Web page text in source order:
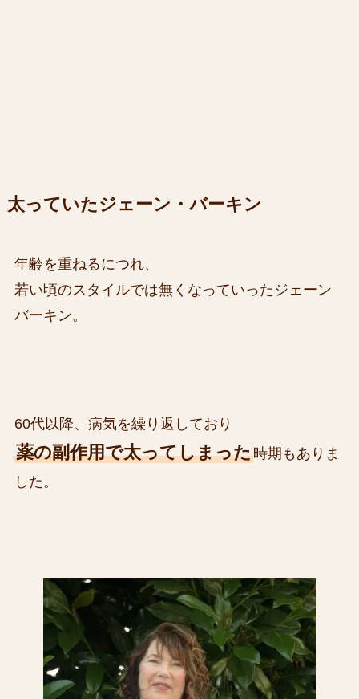
太っていたジェーン・バーキン
年齢を重ねるにつれ、
若い頃のスタイルでは無くなっていったジェーン
バーキン。
60代以降、病気を繰り返しており
薬の副作用で太ってしまった時期もありま
した。